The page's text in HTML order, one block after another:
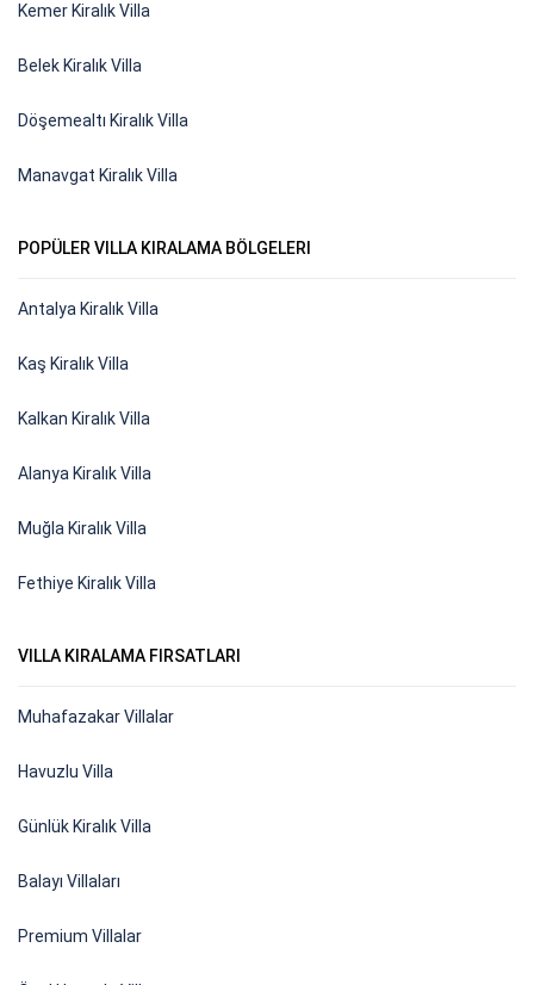
Kemer Kiralık Villa
Belek Kiralık Villa
Döşemealtı Kiralık Villa
Manavgat Kiralık Villa
POPÜLER VILLA KIRALAMA BÖLGELERI
Antalya Kiralık Villa
Kaş Kiralık Villa
Kalkan Kiralık Villa
Alanya Kiralık Villa
Muğla Kiralık Villa
Fethiye Kiralık Villa
VILLA KIRALAMA FIRSATLARI
Muhafazakar Villalar
Havuzlu Villa
Günlük Kiralık Villa
Balayı Villaları
Premium Villalar